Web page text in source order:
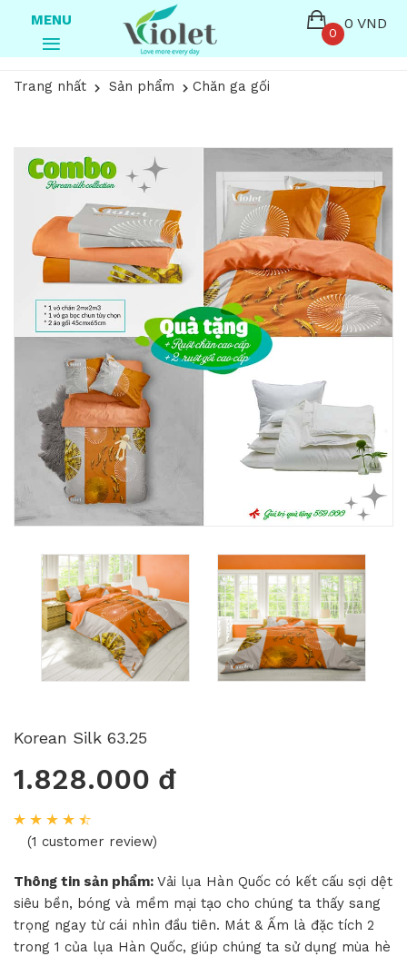
MENU
0
0 VND
Trang nhất Sản phẩm Chăn ga gối
Korean Silk 63.25
1.828.000 đ
(1 customer review)
Thông tin sản phẩm: Vải lụa Hàn Quốc có kết cấu sợi dệt
siêu bền, bóng và mềm mại tạo cho chúng ta thấy sang
trọng ngay từ cái nhìn đầu tiên. Mát & Ấm là đặc tích 2
trong 1 của lụa Hàn Quốc, giúp chúng ta sử dụng mùa hè